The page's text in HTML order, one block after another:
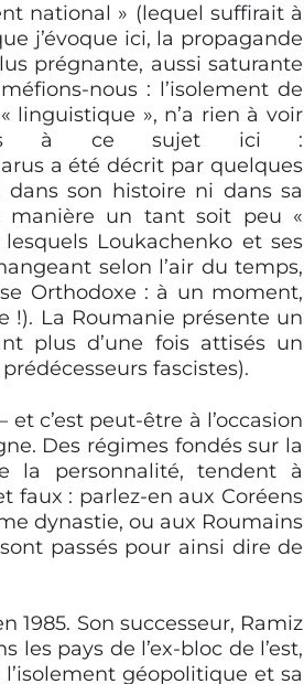
national » (lequel suffirait à
j’évoque ici, la propagande
prégnante, aussi saturante
nous : l’isolement de
linguistique », n’a rien à voir
à ce sujet ici :
a été décrit par quelques
son histoire ni dans sa
manière un tant soit peu «
Loukachenko et ses
selon l’air du temps,
Orthodoxe : à un moment,
!). La Roumanie présente un
plus d’une fois attisés un
fascistes).
c’est peut-être à l’occasion
Des régimes fondés sur la
la personnalité, tendent à
faux : parlez-en aux Coréens
dynastie, ou aux Roumains
sont passés pour ainsi direde
1985. Son successeur, Ramiz
les pays de l’ex-bloc de l’est,
géopolitique et sa